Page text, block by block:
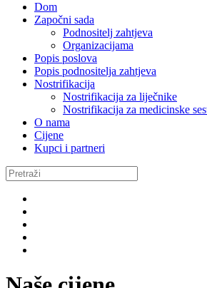
Dom
Započni sada
Podnositelj zahtjeva
Organizacijama
Popis poslova
Popis podnositelja zahtjeva
Nostrifikacija
Nostrifikacija za liječnike
Nostrifikacija za medicinske
O nama
Cijene
Kupci i partneri